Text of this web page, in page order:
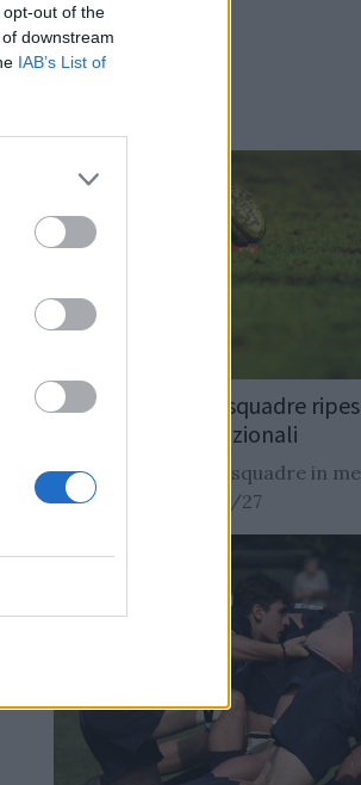
out of the
downstream
IAB’s List of
Rugby: Record di squadre
nei campionati nazionali
Si stimano oltre 20 squadre in
dalla stagione 2026/27